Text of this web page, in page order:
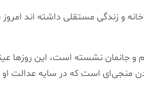
و زندگی مستقلی داشته اند
و جانمان نشسته است، این
منجی‌ای است که در سایه